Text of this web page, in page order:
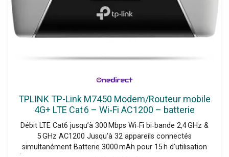
TPLINK TP-Link M7450 Modem/Routeur mobile
4G+ LTE Cat 6 – Wi‑Fi AC1200 – batterie
3000 mAh
Débit LTE Cat6 jusqu’à 300 Mbps Wi‑Fi bi‑bande 2,4 GHz &
5 GHz AC1200 Jusqu’à 32 appareils connectés
simultanément Batterie 3000 mAh pour 15 h d’utilisation